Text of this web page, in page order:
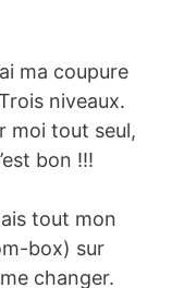
ma coupure
niveaux.
moi tout seul,
bon !!!
tout mon
box) sur
changer.